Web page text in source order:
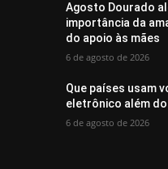
Agosto Dourado
importância da
do apoio às mães
6 de agosto de 2026
Que países usam
eletrônico além
6 de agosto de 2026